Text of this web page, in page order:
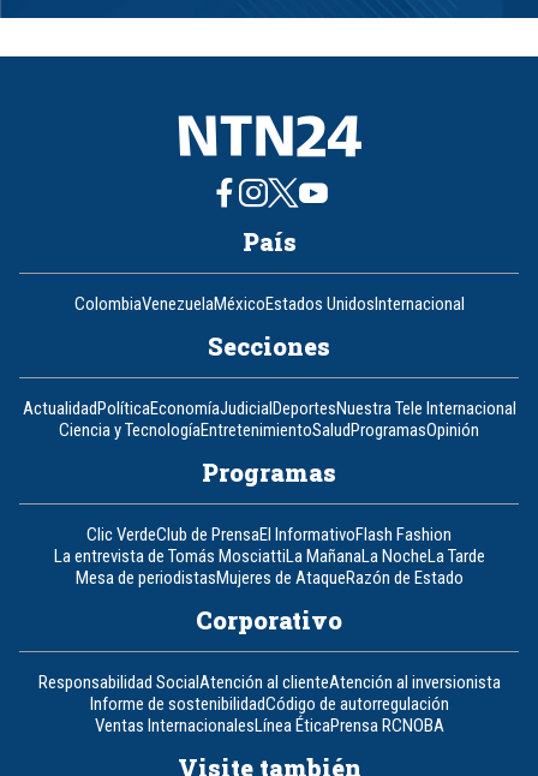
1
8
País
ColombiaVenezuelaMéxicoEstados UnidosInternacional
Secciones
ActualidadPolíticaEconomíaJudicialDeportesNuestra Tele Internacional
Ciencia y TecnologíaEntretenimientoSaludProgramasOpinión
Programas
Clic VerdeClub de PrensaEl InformativoFlash Fashion
La entrevista de Tomás MosciattiLa MañanaLa NocheLa Tarde
Mesa de periodistasMujeres de AtaqueRazón de Estado
Corporativo
Responsabilidad SocialAtención al clienteAtención al inversionista
Informe de sostenibilidadCódigo de autorregulación
Ventas InternacionalesLínea ÉticaPrensa RCNOBA
Visite también